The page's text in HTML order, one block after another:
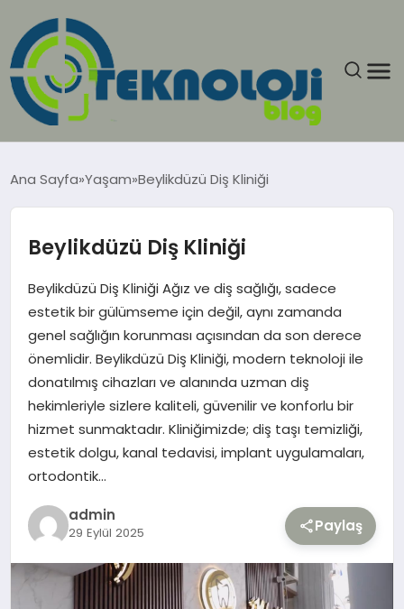
GÜNCEL
EĞITIM
EKONOMI
GENEL
GÜNDEM
TEKNOLOJI
Ana Sayfa Yaşam Beylikdüzü Diş Kliniği
Beylikdüzü Diş Kliniği
Beylikdüzü Diş Kliniği Ağız ve diş sağlığı, sadece
estetik bir gülümseme için değil, aynı zamanda
genel sağlığın korunması açısından da son derece
önemlidir. Beylikdüzü Diş Kliniği, modern teknoloji ile
donatılmış cihazları ve alanında uzman diş
hekimleriyle sizlere kaliteli, güvenilir ve konforlu bir
hizmet sunmaktadır. Kliniğimizde; diş taşı temizliği,
estetik dolgu, kanal tedavisi, implant uygulamaları,
ortodontik…
admin
29 Eylül 2025 Paylaş